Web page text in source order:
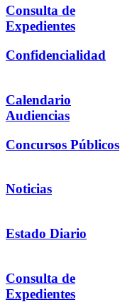
Consulta de
Expedientes
Confidencialidad
Calendario
Audiencias
Concursos Públicos
Noticias
Estado Diario
Consulta de
Expedientes